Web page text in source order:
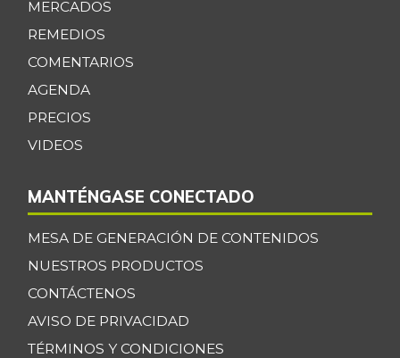
MERCADOS
REMEDIOS
COMENTARIOS
AGENDA
PRECIOS
VIDEOS
MANTÉNGASE CONECTADO
MESA DE GENERACIÓN DE CONTENIDOS
NUESTROS PRODUCTOS
CONTÁCTENOS
AVISO DE PRIVACIDAD
TÉRMINOS Y CONDICIONES